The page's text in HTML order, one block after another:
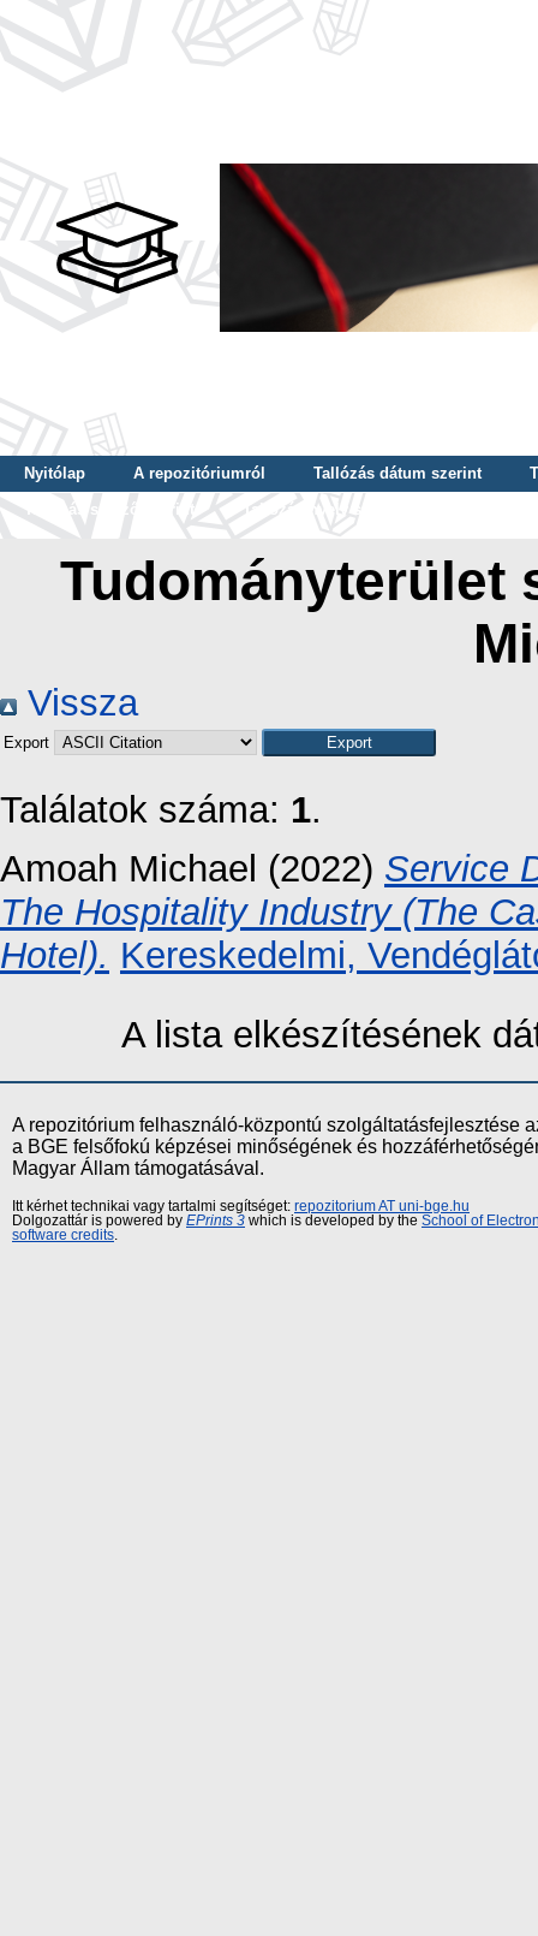
Nyitólap A repozitóriumról Tallózás dátum szerint
Tallózás szerző szerint
Tallózás nyelv szerint
Tudományterület
Vissza
Export
Találatok száma: 1.
Amoah Michael (2022) Service
The Hospitality Industry (The
Hotel). Kereskedelmi,
A lista elkészítésének
A repozitórium felhasználó-központú szolgáltatásfejlesztése
a BGE felsőfokú képzései minőségének és
Magyar Állam támogatásával.
Itt kérhet technikai vagy tartalmi segítséget: repozitorium AT uni-bge.hu
Dolgozattár is powered by EPrints 3 which is developed by the School of
software credits